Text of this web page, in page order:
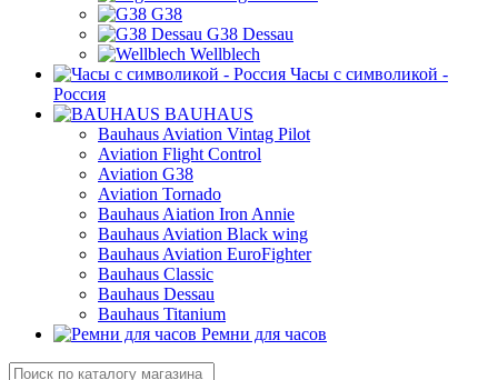
G38
G38 Dessau
Wellblech
Часы с символикой -
Россия
BAUHAUS
Bauhaus Aviation Vintag Pilot
Aviation Flight Control
Aviation G38
Aviation Tornado
Bauhaus Aiation Iron Annie
Bauhaus Aviation Black wing
Bauhaus Aviation EuroFighter
Bauhaus Classic
Bauhaus Dessau
Bauhaus Titanium
Ремни для часов